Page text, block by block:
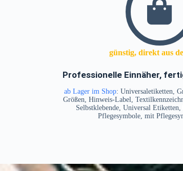
günstig, direkt aus
Professionelle Einnäher,
ab Lager im Shop: Universaletiketten,
Größen, Hinweis-Label,
Selbstklebende, Universal
Pflegesymbole, mit